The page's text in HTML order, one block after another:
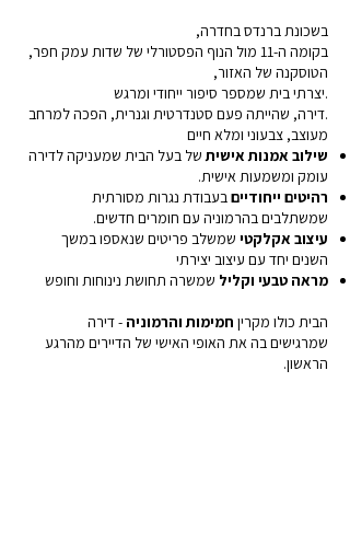
בשכונת ברנדס בחדרה,
בקומה ה-11 מול הנוף הפסטורלי של שדות עמק חפר,
הטוסקנה של האזור,
.יצרתי בית שמספר סיפור ייחודי ומרגש
.דירה, שהייתה פעם סטנדרטית וגנרית, הפכה למרחב
מעוצב, צבעוני ומלא חיים
שילוב אמנות אישיתשל בעל הבית שמעניקה לדירה
עומק ומשמעות אישית.
רהיטים ייחודייםבעבודת נגרות מסורתית
שמשתלבים בהרמוניה עם חומרים חדשים.
עיצוב אקלקטי שמשלב פריטים שנאספו במשך
השנים יחד עם עיצוב יצירתי
מראה טבעי וקליל שמשרה תחושת נינוחות וחופש
הבית כולו מקרין חמימות והרמוניה - דירה
שמרגישים בה את האופי האישי של הדיירים מהרגע
הראשון.